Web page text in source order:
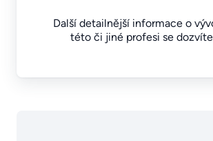
Další detailnější informace o
této či jiné profesi se dozvíte